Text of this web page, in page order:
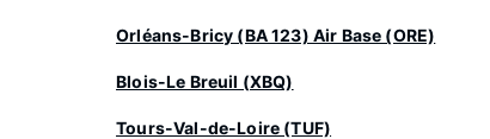
Orléans-Bricy (BA 123) Air Base (ORE)
Blois-Le Breuil (XBQ)
Tours-Val-de-Loire (TUF)